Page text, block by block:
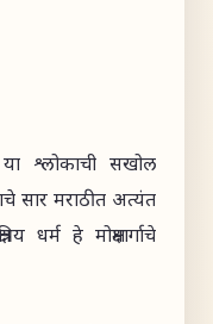
या श्लोकाची सखोल
सार मराठीत अत्यंत
धर्म हे मोक्षमार्गाचे